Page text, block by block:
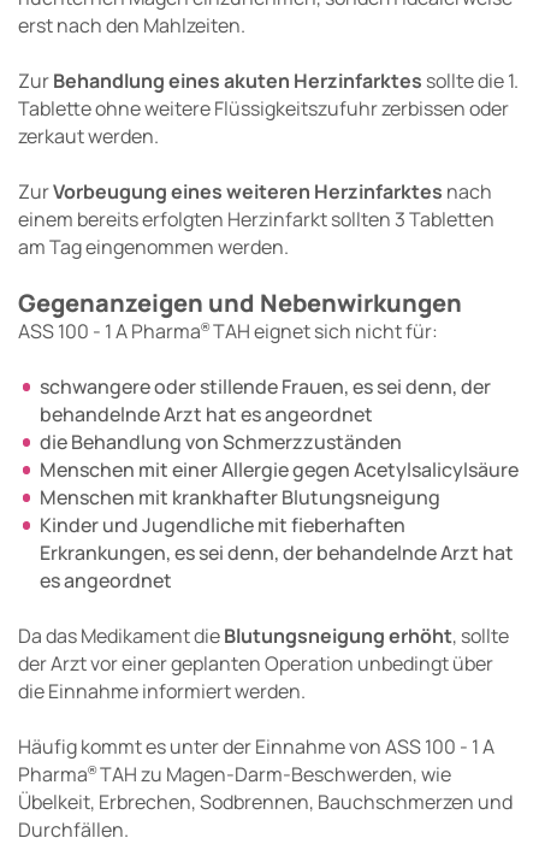
erst nach den Mahlzeiten.
ZurBehandlung eines akuten Herzinfarktes sollte die 1.
Tablette ohne weitere Flüssigkeitszufuhr zerbissen oder
zerkaut werden.
ZurVorbeugung eines weiteren Herzinfarktes nach
einem bereits erfolgten Herzinfarkt sollten 3 Tabletten
am Tag eingenommen werden.
Gegenanzeigen und Nebenwirkungen
ASS 100 - 1 A Pharma®TAH eignet sich nicht für:
schwangere oder stillende Frauen, es sei denn, der
behandelnde Arzt hat es angeordnet
die Behandlung von Schmerzzuständen
Menschen mit einer Allergie gegen Acetylsalicylsäure
Menschen mit krankhafter Blutungsneigung
Kinder und Jugendliche mit fieberhaften
Erkrankungen, es sei denn, der behandelnde Arzt hat
es angeordnet
Da das Medikament dieBlutungsneigung erhöht, sollte
der Arzt vor einer geplanten Operation unbedingt über
die Einnahme informiert werden.
Häufig kommt es unter der Einnahme von ASS 100 - 1 A
Pharma®TAH zu Magen-Darm-Beschwerden, wie
Übelkeit, Erbrechen, Sodbrennen, Bauchschmerzen und
Durchfällen.